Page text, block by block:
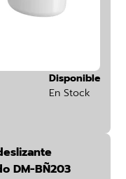
Disponible
En Stock
DM-BÑ203